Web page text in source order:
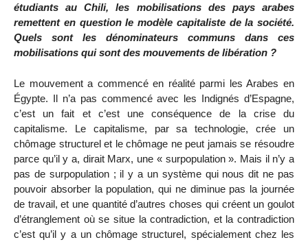
étudiants au Chili, les mobilisations des pays arabes
remettent en question le modèle capitaliste de la société.
Quels sont les dénominateurs communs dans ces
mobilisations qui sont des mouvements de libération ?
Le mouvement a commencé en réalité parmi les Arabes en
Égypte. Il n’a pas commencé avec les Indignés d’Espagne,
c’est un fait et c’est une conséquence de la crise du
capitalisme. Le capitalisme, par sa technologie, crée un
chômage structurel et le chômage ne peut jamais se résoudre
parce qu’il y a, dirait Marx, une « surpopulation ». Mais il n’y a
pas de surpopulation ; il y a un système qui nous dit ne pas
pouvoir absorber la population, qui ne diminue pas la journée
de travail, et une quantité d’autres choses qui créent un goulot
d’étranglement où se situe la contradiction, et la contradiction
c’est qu’il y a un chômage structurel, spécialement chez les